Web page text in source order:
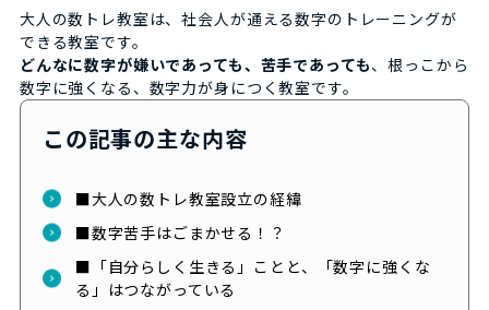
大人の数トレ教室は、社会人が通える数字のトレーニングが
できる教室です。
どんなに数字が嫌いであっても、苦手であっても、根っこから
数字に強くなる、数字力が身につく教室です。
この記事の主な内容
■大人の数トレ教室設立の経緯
■数字苦手はごまかせる！？
■「自分らしく生きる」ことと、「数字に強くな
る」はつながっている